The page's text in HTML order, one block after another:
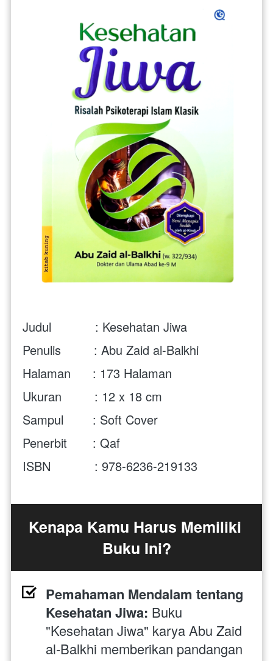
Judul            : Kesehatan Jiwa
Penulis         : Abu Zaid al-Balkhi
Halaman      : 173 Halaman
Ukuran         : 12 x 18 cm
Sampul        : Soft Cover
Penerbit       : Qaf
ISBN            : 978-6236-219133
Kenapa Kamu Harus Memiliki
Buku Ini?
Pemahaman Mendalam tentang
Kesehatan Jiwa: Buku
"Kesehatan Jiwa" karya Abu Zaid
al-Balkhi memberikan pandangan